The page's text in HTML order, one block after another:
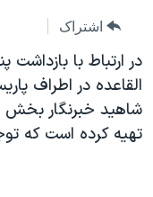
صفحه
اصلی
جهش
به
جستجو
آمریکا
جهان
ورزشی
گزیده‌ها
جدول برنامه ها
صفحه‌های ویژه
جام جهانی ۲۰۲۶
عملیات خشم حماسی
فرکانس‌های صدای
پخش رادیویی
اشتراک
در ارتباط با
القاعده در اطراف
شاهيد خبرنگار بخش
تهيه کرده است که